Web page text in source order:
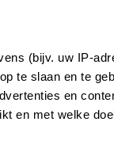
(bijv. uw IP-
te slaan en te
en
en met welke